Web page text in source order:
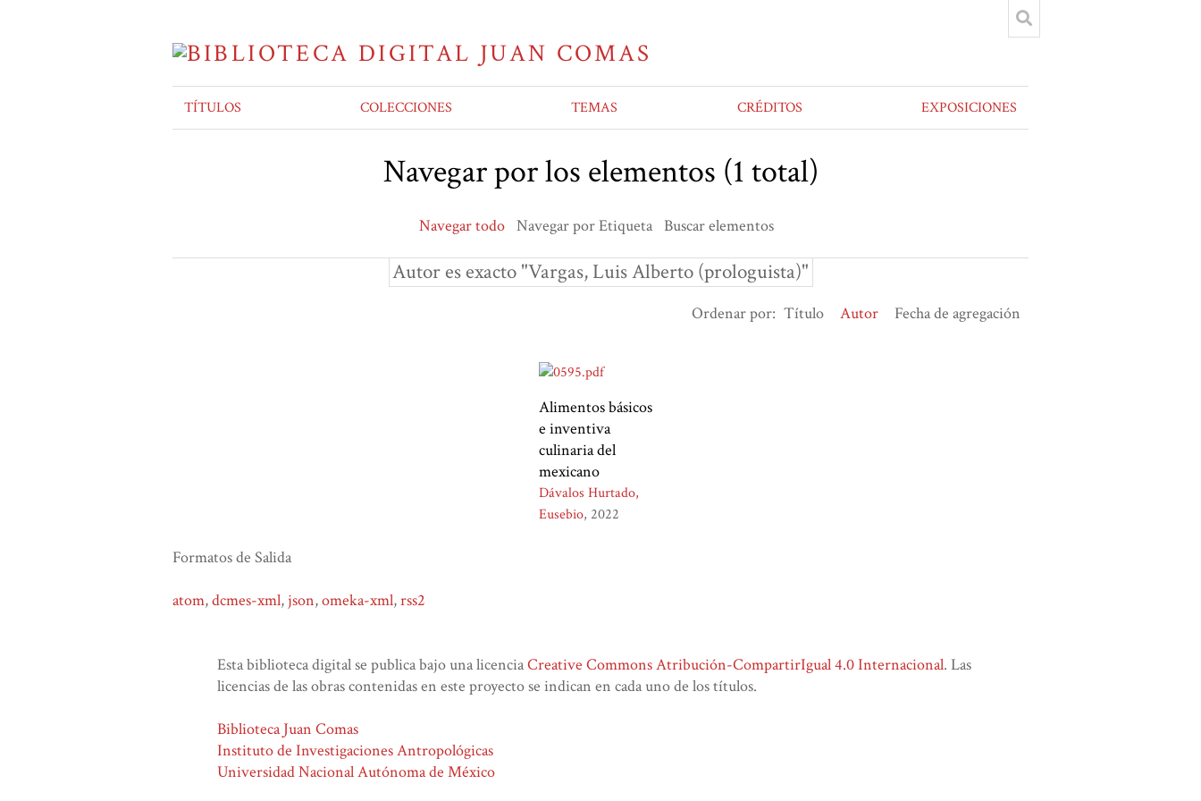
TÍTULOS COLECCIONES TEMAS CRÉDITOS EXPOSICIONES
Navegar por los elementos (1 total)
Navegar todo Navegar por Etiqueta Buscar elementos
Autor es exacto "Vargas, Luis Alberto (prologuista)"
Ordenar por: Título Autor Fecha de agregación
Alimentos básicos
e inventiva
culinaria del
mexicano
Dávalos Hurtado,
Eusebio 2022
Formatos de Salida
atom,dcmes-xml, json,omeka-xml,rss2
Esta biblioteca digital se publica bajo una licenciaCreative Commons Atribución-CompartirIgual 4.0 Internacional. Las
licencias de las obras contenidas en este proyecto se indican en cada uno de los títulos.
Biblioteca Juan Comas
Instituto de Investigaciones Antropológicas
Universidad Nacional Autónoma de México